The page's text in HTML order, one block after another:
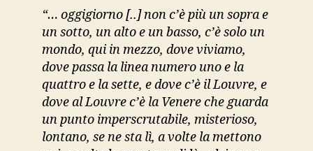
“… oggigiorno [..] non c’è più un sopra e
un sotto, un alto e un basso, c’è solo un
mondo, qui in mezzo, dove viviamo,
dove passa la linea numero uno e la
quattro e la sette, e dove c’è il Louvre, e
dove al Louvre c’è la Venere che guarda
un punto imperscrutabile, misterioso,
lontano, se ne sta lì, a volte la mettono